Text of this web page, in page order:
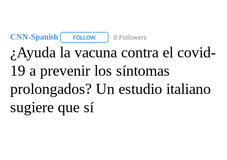
CNN-Spanish FOLLOW FOLLOW "CNN-SPANISH" TO RECEIVE
0 Followers
¿Ayuda la vacuna contra el covid-
19 a prevenir los síntomas
prolongados? Un estudio italiano
sugiere que sí